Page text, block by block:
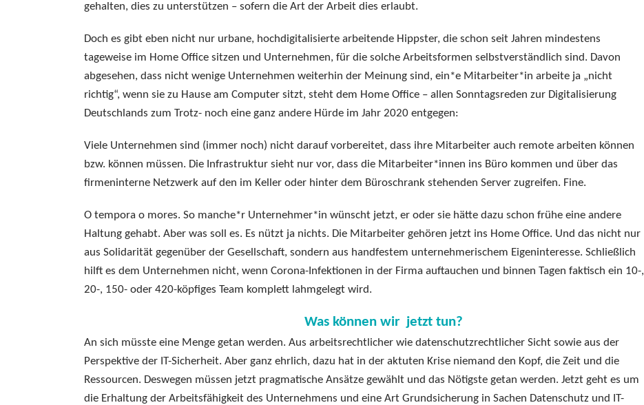
gehalten, dies zu unterstützen – sofern die Art der Arbeit dies erlaubt.
Doch es gibt eben nicht nur urbane, hochdigitalisierte arbeitende Hippster, die schon seit Jahren mindestens
tageweise im Home Office sitzen und Unternehmen, für die solche Arbeitsformen selbstverständlich sind. Davon
abgesehen, dass nicht wenige Unternehmen weiterhin der Meinung sind, ein*e Mitarbeiter*in arbeite ja „nicht
richtig“, wenn sie zu Hause am Computer sitzt, steht dem Home Office – allen Sonntagsreden zur Digitalisierung
Deutschlands zum Trotz- noch eine ganz andere Hürde im Jahr 2020 entgegen:
Viele Unternehmen sind (immer noch) nicht darauf vorbereitet, dass ihre Mitarbeiter auch remote arbeiten können
bzw. können müssen. Die Infrastruktur sieht nur vor, dass die Mitarbeiter*innen ins Büro kommen und über das
firmeninterne Netzwerk auf den im Keller oder hinter dem Büroschrank stehenden Server zugreifen. Fine.
O tempora o mores. So manche*r Unternehmer*in wünscht jetzt, er oder sie hätte dazu schon frühe eine andere
Haltung gehabt. Aber was soll es. Es nützt ja nichts. Die Mitarbeiter gehören jetzt ins Home Office. Und das nicht nur
aus Solidarität gegenüber der Gesellschaft, sondern aus handfestem unternehmerischem Eigeninteresse. Schließlich
hilft es dem Unternehmen nicht, wenn Corona-Infektionen in der Firma auftauchen und binnen Tagen faktisch ein 10-,
20-, 150- oder 420-köpfiges Team komplett lahmgelegt wird.
Was können wir jetzt tun?
An sich müsste eine Menge getan werden. Aus arbeitsrechtlicher wie datenschutzrechtlicher Sicht sowie aus der
Perspektive der IT-Sicherheit. Aber ganz ehrlich, dazu hat in der aktuten Krise niemand den Kopf, die Zeit und die
Ressourcen. Deswegen müssen jetzt pragmatische Ansätze gewählt und das Nötigste getan werden. Jetzt geht es um
die Erhaltung der Arbeitsfähigkeit des Unternehmens und eine Art Grundsicherung in Sachen Datenschutz und IT-